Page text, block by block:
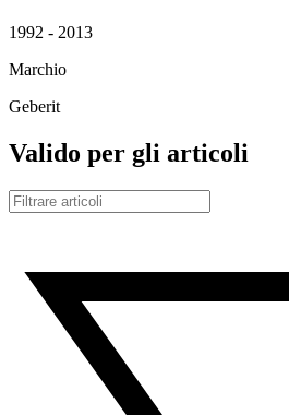
1992 - 2013
Marchio
Geberit
Valido per gli articoli